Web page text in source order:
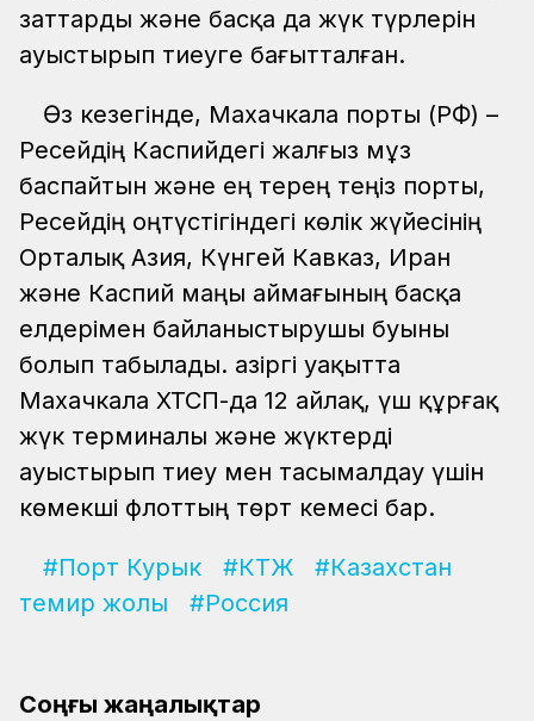
заттарды және басқа да жүк түрлерін
ауыстырып тиеуге бағытталған.
Өз кезегінде, Махачкала порты (РФ) –
Ресейдің Каспийдегі жалғыз мұз
баспайтын және ең терең теңіз порты,
Ресейдің оңтүстігіндегі көлік жүйесінің
Орталық Азия, Күнгей Кавказ, Иран
және Каспий маңы аймағының басқа
елдерімен байланыстырушы буыны
болып табылады. Қазіргі уақытта
Махачкала ХТСП-да 12 айлақ, үш құрғақ
жүк терминалы және жүктерді
ауыстырып тиеу мен тасымалдау үшін
көмекші флоттың төрт кемесі бар.
#Порт Курык #КТЖ
#Казахстан
темир жолы
#Россия
Соңғы жаңалықтар